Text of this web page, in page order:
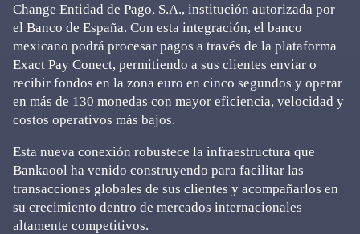
Change Entidad de Pago, S.A., institución autorizada por
el Banco de España. Con esta integración, el banco
mexicano podrá procesar pagos a través de la plataforma
Exact Pay Conect, permitiendo a sus clientes enviar o
recibir fondos en la zona euro en cinco segundos y operar
en más de 130 monedas con mayor eficiencia, velocidad y
costos operativos más bajos.
Esta nueva conexión robustece la infraestructura que
Bankaool ha venido construyendo para facilitar las
transacciones globales de sus clientes y acompañarlos en
su crecimiento dentro de mercados internacionales
altamente competitivos.